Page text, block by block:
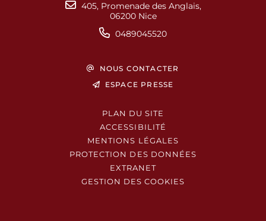
405, Promenade des Anglais,
06200 Nice
0489045520
NOUS CONTACTER
ESPACE PRESSE
PLAN DU SITE
ACCESSIBILITÉ
MENTIONS LÉGALES
PROTECTION DES DONNÉES
EXTRANET
GESTION DES COOKIES